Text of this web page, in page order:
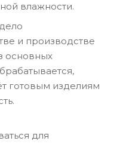
влажности.
и производстве
основных
готовым изделиям
для